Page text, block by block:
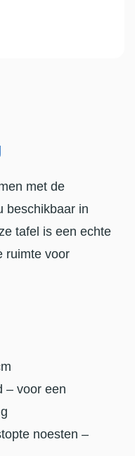
met de
beschikbaar in
tafel is een echte
ruimte voor
– voor een
noesten –